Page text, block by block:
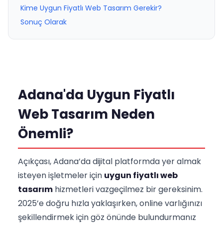
Kime Uygun Fiyatlı Web Tasarım Gerekir?
Sonuç Olarak
Adana'da Uygun Fiyatlı
Web Tasarım Neden
Önemli?
Açıkçası, Adana’da dijital platformda yer almak
isteyen işletmeler için uygun fiyatlı web
tasarım hizmetleri vazgeçilmez bir gereksinim.
2025’e doğru hızla yaklaşırken, online varlığınızı
şekillendirmek için göz önünde bulundurmanız